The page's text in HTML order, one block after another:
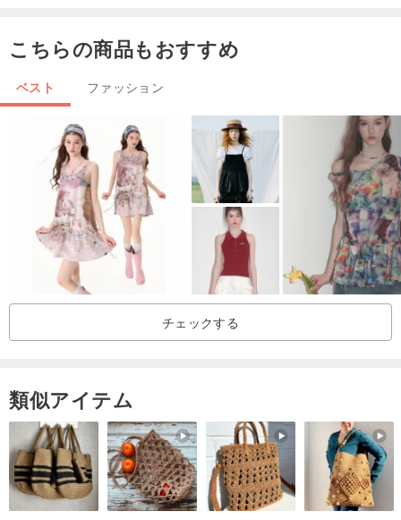
は、レイヤードスタイルに最適です。キャミソールやシンプルな半
す。
おすすめの組み合わせ：コクーンシルエットのショート丈トップス
www.pinkoi.com/product/MhURQN2D
このタンクトップの際立つデザインポイントは、背中が大きく開い
たカットアウトデザインにあり、アバンギャルドで洗練されたスタ
イルを表現しています。さらに、裾にはフレアデザインがあしらわ
れ、女性らしい優雅さを添えています。
こちらの商品もおすすめ
ベスト ファッション
チェックする
類似アイテム